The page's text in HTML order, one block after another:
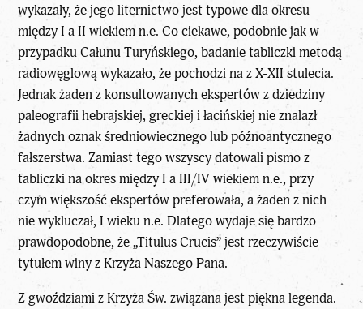
wykazały, że jego liternictwo jest typowe dla okresu
między I a II wiekiem n.e. Co ciekawe, podobnie jak w
przypadku Całunu Turyńskiego, badanie tabliczki metodą
radiowęglową wykazało, że pochodzi na z X-XII stulecia.
Jednak żaden z konsultowanych ekspertów z dziedziny
paleografii hebrajskiej, greckiej i łacińskiej nie znalazł
żadnych oznak średniowiecznego lub późnoantycznego
fałszerstwa. Zamiast tego wszyscy datowali pismo z
tabliczki na okres między I a III/IV wiekiem n.e., przy
czym większość ekspertów preferowała, a żaden z nich
nie wykluczał, I wieku n.e. Dlatego wydaje się bardzo
prawdopodobne, że „Titulus Crucis” jest rzeczywiście
tytułem winy z Krzyża Naszego Pana.
Z gwoździami z Krzyża Św. związana jest piękna legenda.